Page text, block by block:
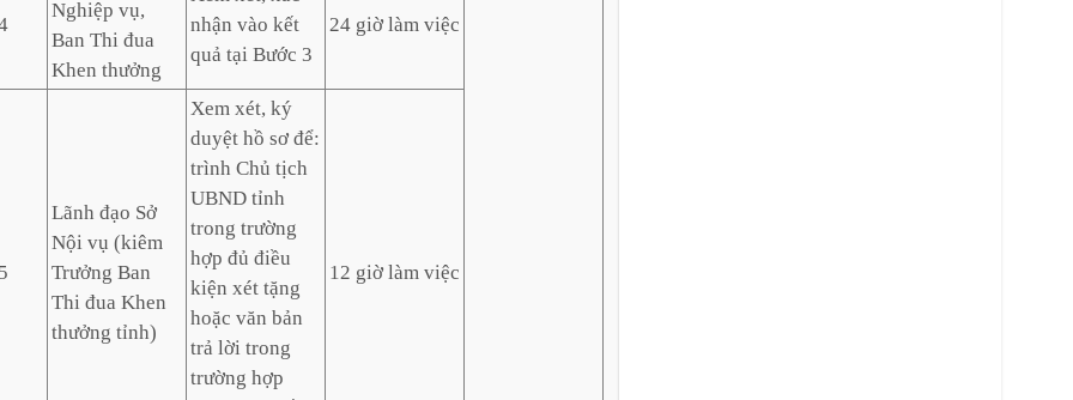
Nghiệp vụ,
Ban Thi đua
Khen thưởng
nhận vào kết
quả tại Bước 3
24 giờ làm việc
Lãnh đạo Sở
Nội vụ (kiêm
Trưởng Ban
Thi đua Khen
thưởng tỉnh)
Xem xét, ký
duyệt hồ sơ để:
trình Chủ tịch
UBND tỉnh
trong trường
hợp đủ điều
kiện xét tặng
hoặc văn bản
trả lời trong
trường hợp
12 giờ làm việc